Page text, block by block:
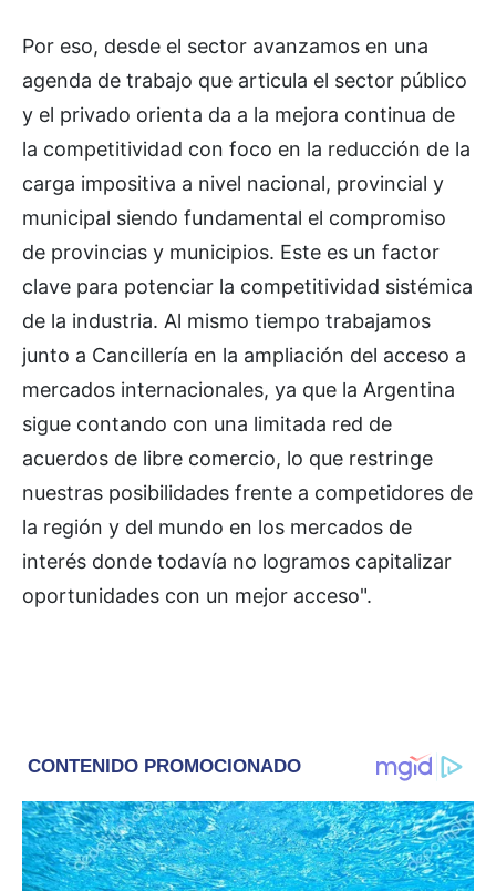
Por eso, desde el sector avanzamos en una
agenda de trabajo que articula el sector público
y el privado orienta da a la mejora continua de
la competitividad con foco en la reducción de la
carga impositiva a nivel nacional, provincial y
municipal siendo fundamental el compromiso
de provincias y municipios. Este es un factor
clave para potenciar la competitividad sistémica
de la industria. Al mismo tiempo trabajamos
junto a Cancillería en la ampliación del acceso a
mercados internacionales, ya que la Argentina
sigue contando con una limitada red de
acuerdos de libre comercio, lo que restringe
nuestras posibilidades frente a competidores de
la región y del mundo en los mercados de
interés donde todavía no logramos capitalizar
oportunidades con un mejor acceso".